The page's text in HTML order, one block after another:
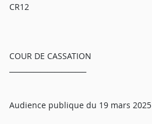
CR12
COUR DE CASSATION
Audience publique du 19 mars 2025